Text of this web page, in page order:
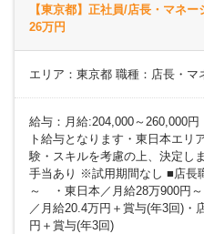
【東京都】正社員/店長・マネ
26万円
エリア：東京都 職種：店長・マ
給与：月給:204,000～260,000
ト給与となります・東日本エ
験・スキルを考慮の上、決定し
手当あり ※試用期間なし ■店長
～ ・東日本／月給28万900円
／月給20.4万円＋賞与(年3回)・
円＋賞与(年3回)